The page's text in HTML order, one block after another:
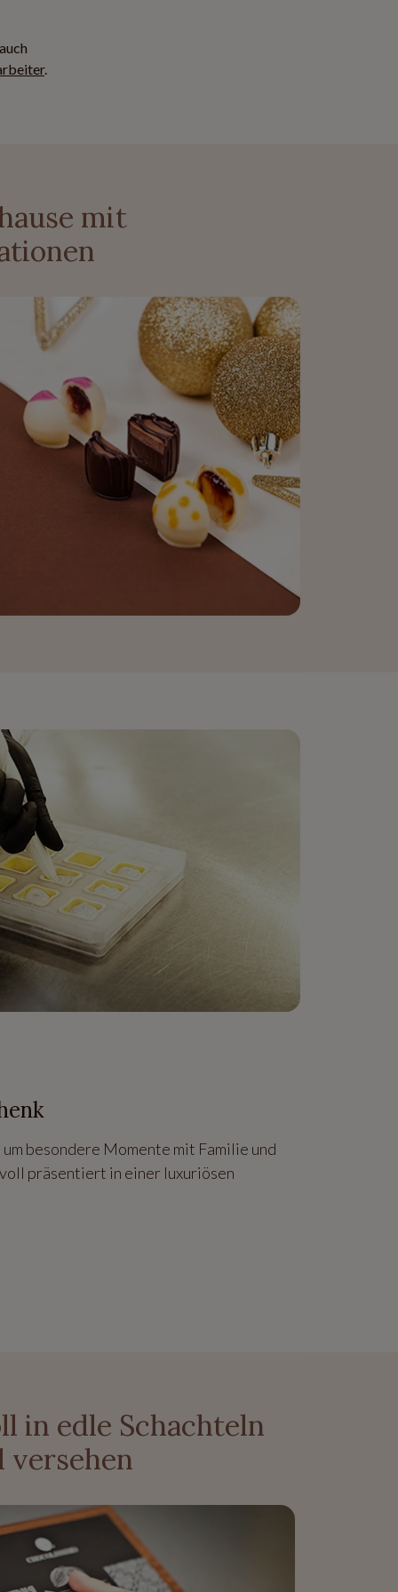
.
mit
besondere Momente mit Familie und
präsentiert in einer luxuriösen
in edle Schachteln
versehen